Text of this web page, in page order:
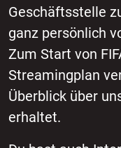
Geschäftsstelle
ganz persönlich
Zum Start von
Streamingplan
Überblick über
erhaltet.